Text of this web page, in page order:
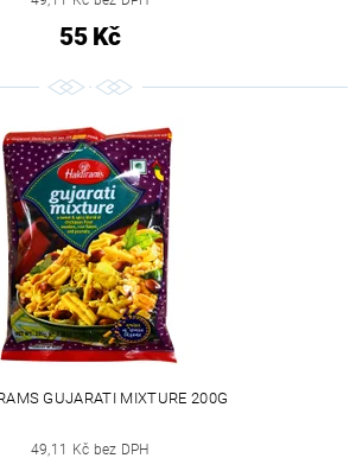
55 Kč
GUJARATI MIXTURE 200G
49,11 Kč bez DPH